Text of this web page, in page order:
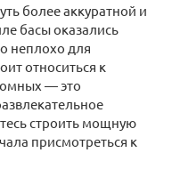
более аккуратной и
басы оказались
неплохо для
относиться к
— это
строить мощную
присмотреться к